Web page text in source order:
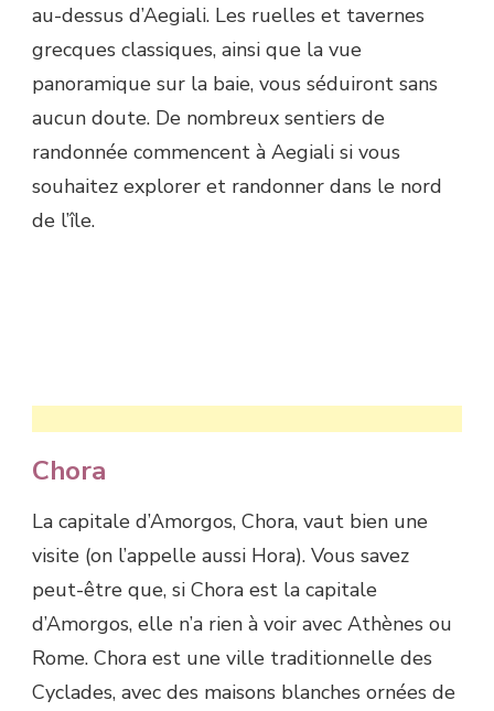
au-dessus d’Aegiali. Les ruelles et tavernes
grecques classiques, ainsi que la vue
panoramique sur la baie, vous séduiront sans
aucun doute. De nombreux sentiers de
randonnée commencent à Aegiali si vous
souhaitez explorer et randonner dans le nord
de l’île.
Chora
La capitale d’Amorgos, Chora, vaut bien une
visite (on l’appelle aussi Hora). Vous savez
peut-être que, si Chora est la capitale
d’Amorgos, elle n’a rien à voir avec Athènes ou
Rome. Chora est une ville traditionnelle des
Cyclades, avec des maisons blanches ornées de